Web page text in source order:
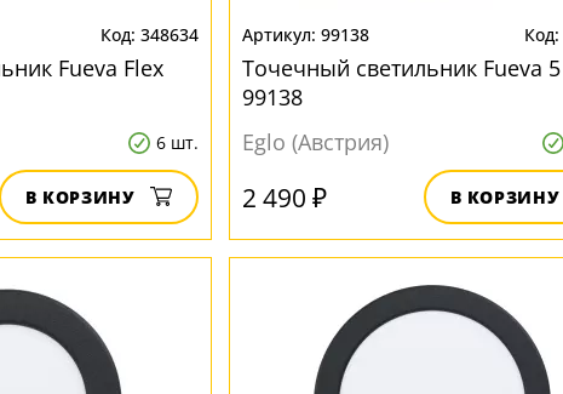
348634
Fueva Flex
6 шт.
В КОРЗИНУ
99138
Точечный светильник Fueva 5
99138
Eglo (Австрия)
2 490 ₽ В КОРЗИНУ